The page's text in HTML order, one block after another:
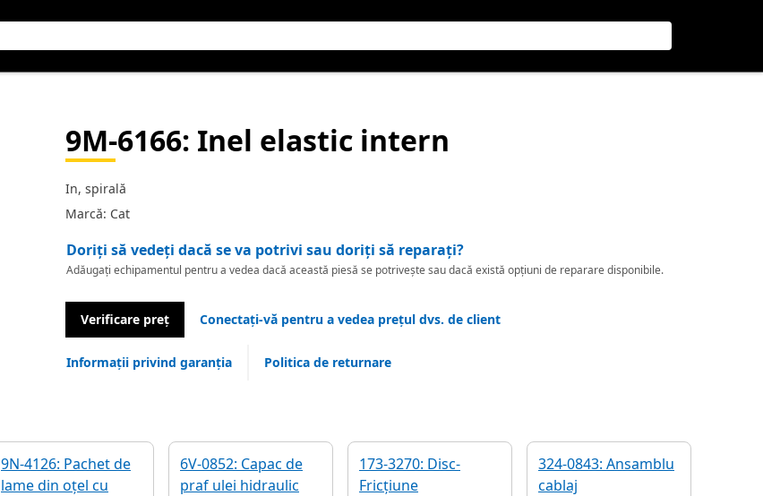
9M-6166: Inel elastic intern
In, spirală
Marcă: Cat
Doriți să vedeți dacă se va potrivi sau doriți să reparați?
Adăugați echipamentul pentru a vedea dacă această piesă se potrivește sau dacă există opțiuni de reparare disponibile.
Verificare preț Conectați-vă pentru a vedea prețul dvs. de client
Informații privind garanția Politica de returnare
9N-4126: Pachet de
lame din oțel cu
6V-0852: Capac de
praf ulei hidraulic
173-3270: Disc-
Fricțiune
324-0843: Ansamblu
cablaj